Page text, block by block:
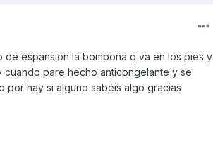
de espansion la bombona q va en los pies y
pare hecho anticongelante y se
por hay si alguno sabéis algo gracias